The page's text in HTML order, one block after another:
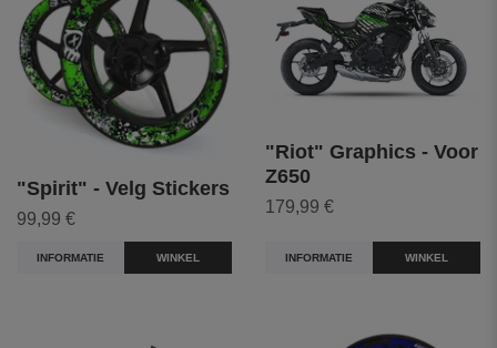
"Spirit" - Velg Stickers
99,99 €
INFORMATIE WINKEL
"Riot" Graphics - Voor
Z650
179,99 €
INFORMATIE WINKEL